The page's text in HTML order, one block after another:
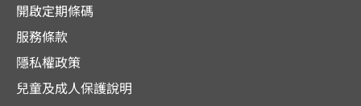
開啟定期條碼
服務條款
隱私權政策
兒童及成人保護說明